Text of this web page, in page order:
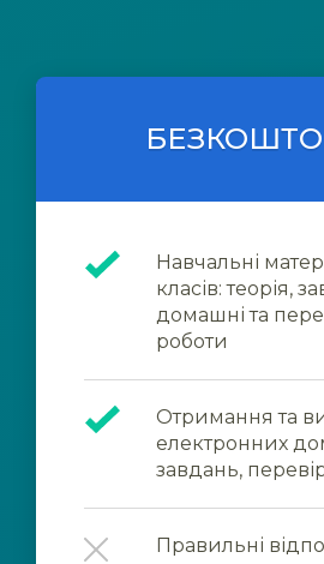
Навчальні
класів: теорія,
домашні та
роботи
Отримання та
електронних
завдань,
Правильні